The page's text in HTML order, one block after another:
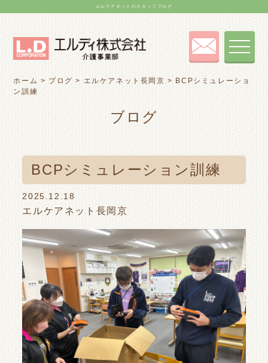
エルケアネットのスタッフブログ
toggle
ホーム > ブログ > エルケアネット長岡京 > BCPシミュレーショ
ン訓練
ブログ
BCPシミュレーション訓練
2025.12.18
エルケアネット長岡京